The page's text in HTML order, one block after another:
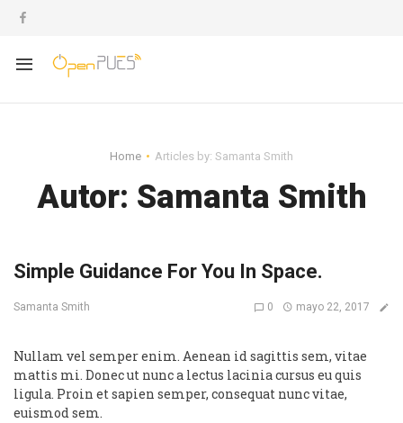
Home Articles by: Samanta Smith
Autor: Samanta Smith
Simple Guidance For You In Space.
Samanta Smith 0 mayo 22, 2017
Nullam vel semper enim. Aenean id sagittis sem, vitae
mattis mi. Donec ut nunc a lectus lacinia cursus eu quis
ligula. Proin et sapien semper, consequat nunc vitae,
euismod sem.